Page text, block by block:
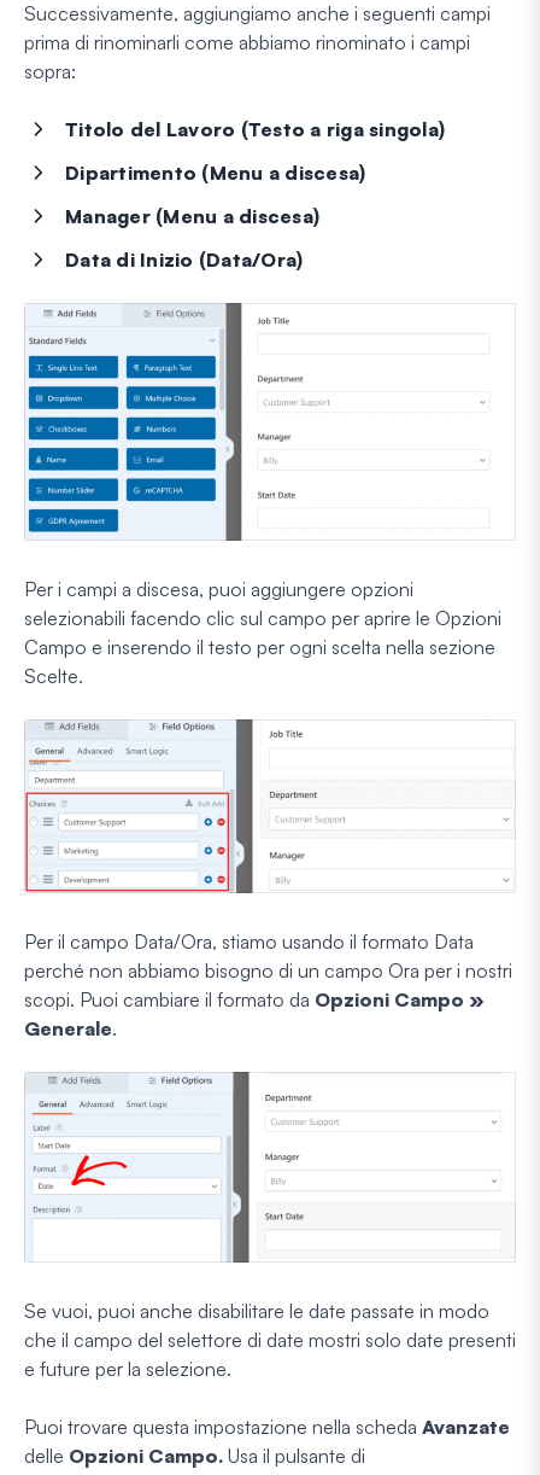
Successivamente, aggiungiamo anche i seguenti campi
prima di rinominarli come abbiamo rinominato i campi
sopra:
Titolo del Lavoro (Testo a riga singola)
Dipartimento (Menu a discesa)
Manager (Menu a discesa)
Data di Inizio (Data/Ora)
Per i campi a discesa, puoi aggiungere opzioni
selezionabili facendo clic sul campo per aprire le Opzioni
Campo e inserendo il testo per ogni scelta nella sezione
Scelte.
Per il campo Data/Ora, stiamo usando il formato Data
perché non abbiamo bisogno di un campo Ora per i nostri
scopi. Puoi cambiare il formato da Opzioni Campo »
Generale.
Se vuoi, puoi anche disabilitare le date passate in modo
che il campo del selettore di date mostri solo date presenti
e future per la selezione.
Puoi trovare questa impostazione nella scheda Avanzate
delle Opzioni Campo. Usa il pulsante di